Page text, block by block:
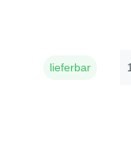
lieferbar